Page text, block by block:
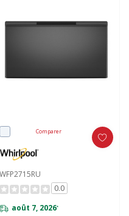
Comparer
WFP2715RU
0.0
août 7, 2026*